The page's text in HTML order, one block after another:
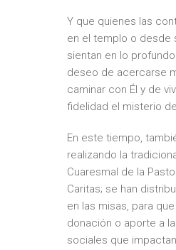
Y que quienes las
en el templo o desde
sientan en lo
deseo de acercarse
caminar con Él y de
fidelidad el misterio
En este tiempo,
realizando la
Cuaresmal de la
Caritas; se han
en las misas, para
donación o aporte a
sociales que